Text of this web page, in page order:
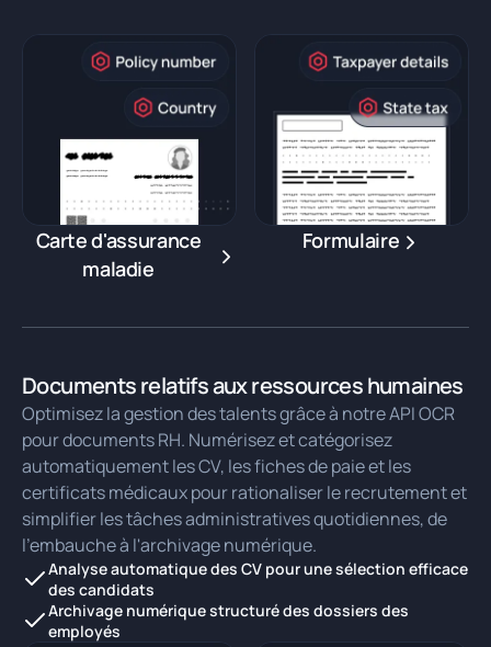
Carte d'assurance
maladie
Formulaire
Documents relatifs aux ressources humaines
Optimisez la gestion des talents grâce à notre API OCR
pour documents RH. Numérisez et catégorisez
automatiquement les CV, les fiches de paie et les
certificats médicaux pour rationaliser le recrutement et
simplifier les tâches administratives quotidiennes, de
l'embauche à l'archivage numérique.
Analyse automatique des CV pour une sélection efficace
des candidats
Archivage numérique structuré des dossiers des
employés